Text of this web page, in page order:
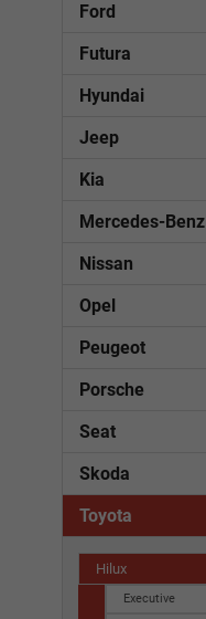
Ford
Futura
Hyundai
Jeep
Kia
Mercedes-Benz
Nissan
Opel
Peugeot
Porsche
Seat
Skoda
Toyota
Hilux
Executive